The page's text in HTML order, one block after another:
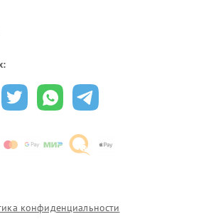
конфиденциальности